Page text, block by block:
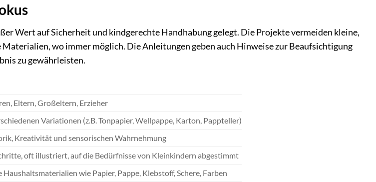
Wert auf Sicherheit und kindgerechte Handhabung gelegt. Die Projekte vermeiden kleine,
wo immer möglich. Die Anleitungen geben auch Hinweise zur Beaufsichtigung
zu gewährleisten.
Eltern, Großeltern, Erzieher
Variationen (z.B. Tonpapier, Wellpappe, Karton, Pappteller)
Kreativität und sensorischen Wahrnehmung
oft illustriert, auf die Bedürfnisse von Kleinkindern abgestimmt
wie Papier, Pappe, Klebstoff, Schere, Farben